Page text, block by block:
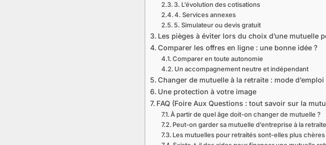
3. L’évolution des cotisations
4. Services annexes
5. Simulateur ou devis gratuit
Les pièges à éviter lors du choix d’une mutuelle
Comparer les offres en ligne : une bonne idée ?
Comparer en toute autonomie
Un accompagnement neutre et indépendant
Changer de mutuelle à la retraite : mode d’emploi
Une protection à votre image
FAQ (Foire Aux Questions : tout savoir sur la
À partir de quel âge doit-on changer de mutuelle ?
Peut-on garder sa mutuelle d’entreprise à la
Les mutuelles pour retraités sont-elles plus chères